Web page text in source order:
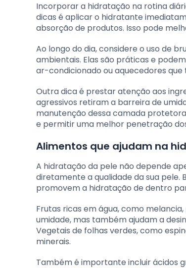
Incorporar a hidratação na rotina
dicas é aplicar o hidratante
absorção de produtos. Isso pode
Ao longo do dia, considere o uso de
ambientais. Elas são práticas e
ar-condicionado ou aquecedores
Outra dica é prestar atenção aos
agressivos retiram a barreira de
manutenção dessa camada
e permitir uma melhor penetração
Alimentos que ajudam na
A hidratação da pele não depende
diretamente a qualidade da sua
promovem a hidratação de dentro
Frutas ricas em água, como
umidade, mas também ajudam a
Vegetais de folhas verdes, como
minerais.
Também é importante incluir ácidos